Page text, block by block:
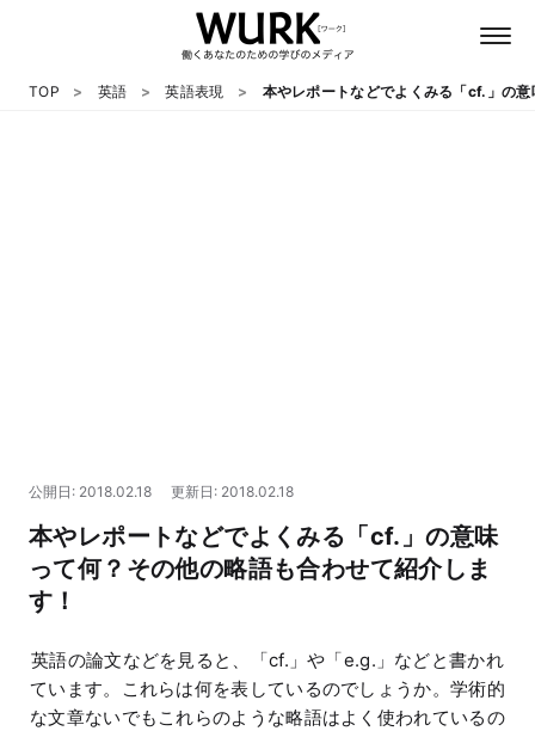
マネー
TOP 英語 英語表現 本やレポートなどでよくみる「cf.」の
公開日: 2018.02.18 更新日: 2018.02.18
本やレポートなどでよくみる「cf.」の意味
って何？その他の略語も合わせて紹介しま
す！
英語の論文などを見ると、「cf.」や「e.g.」などと書かれ
ています。これらは何を表しているのでしょうか。学術的
な文章ないでもこれらのような略語はよく使われているの